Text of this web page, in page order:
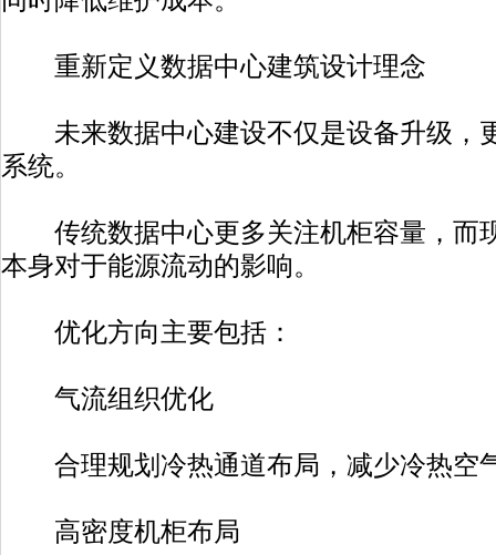
重新定义数据中心建筑设计理念
未来数据中心建设不仅是设备升级，
系统。
传统数据中心更多关注机柜容量，而
本身对于能源流动的影响。
优化方向主要包括：
气流组织优化
合理规划冷热通道布局，减少冷热空
高密度机柜布局